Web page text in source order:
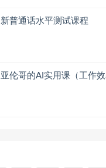
新普通话水平测试课程
亚伦哥的AI实用课（工作效